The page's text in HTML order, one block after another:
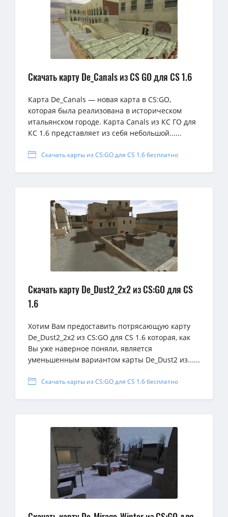
Скачать карту De_Canals из CS GO для CS 1.6
Карта De_Canals — новая карта в CS:GO,
которая была реализована в историческом
итальянском городе. Карта Canals из КС ГО для
КС 1.6 представляет из себя небольшой......
Скачать карты из CS:GO для CS 1.6 бесплатно
Скачать карту De_Dust2_2x2 из CS:GO для CS
1.6
Хотим Вам предоставить потрясающую карту
De_Dust2_2x2 из CS:GO для CS 1.6 которая, как
Вы уже наверное поняли, является
уменьшенным вариантом карты De_Dust2 из......
Скачать карты из CS:GO для CS 1.6 бесплатно